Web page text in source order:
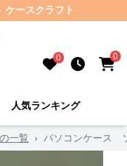
ケースクラフト
0 0
人気ランキング
一覧 › パソコンケース